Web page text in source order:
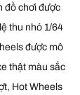
đồ chơi được
thu nhỏ 1/64
được mô
thật màu sắc
Hot Wheels